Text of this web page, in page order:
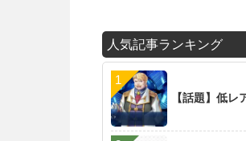
人気記事ランキング
【話題】低